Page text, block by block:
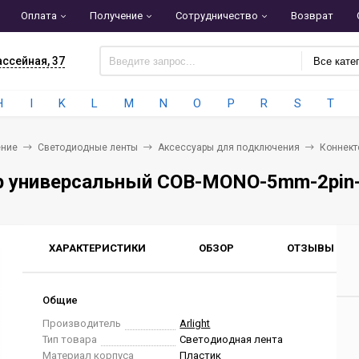
Оплата Получение Сотрудничество Возврат
37 Все
I K L M N O P R S T
Светодиодные ленты Аксессуары для подключения
универсальный COB-MONO-5mm-
ХАРАКТЕРИСТИКИ ОБЗОР ОТЗЫВЫ
Общие
Производитель
Arlight
Тип товара
Светодиодная лента
Материал корпуса
Пластик